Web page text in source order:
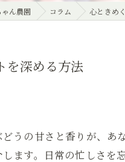
ん農園 コラム 心ときめ
を深める方法
うの甘さと香りが、あ
ます。日常の忙しさ